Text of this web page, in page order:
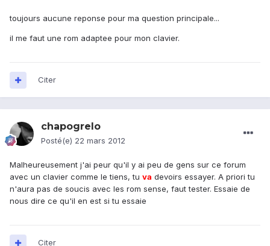
toujours aucune reponse pour ma question principale...
il me faut une rom adaptee pour mon clavier.
Citer
chapogrelo
Posté(e) 22 mars 2012
Malheureusement j'ai peur qu'il y ai peu de gens sur ce forum
avec un clavier comme le tiens, tu va devoirs essayer. A priori tu
n'aura pas de soucis avec les rom sense, faut tester. Essaie de
nous dire ce qu'il en est si tu essaie
Citer